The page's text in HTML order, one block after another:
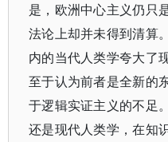
是，欧洲中心主义仍只
法论上却并未得到清算
内的当代人类学夸大了
至于认为前者是全新的
于逻辑实证主义的不足
还是现代人类学，在知